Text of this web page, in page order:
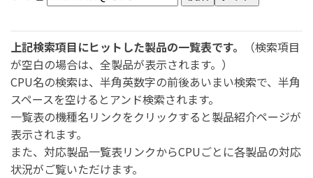
上記検索項目にヒットした製品の一覧表です。
（検索項目
が空白の場合は、全製品が表示されます。）
CPU名の検索は、半角英数字の前後あいまい検索で、半角
スペースを空けるとアンド検索されます。
一覧表の機種名リンクをクリックすると製品紹介ページが
表示されます。
また、対応製品一覧表リンクからCPUごとに各製品の対応
状況がご覧いただけます。